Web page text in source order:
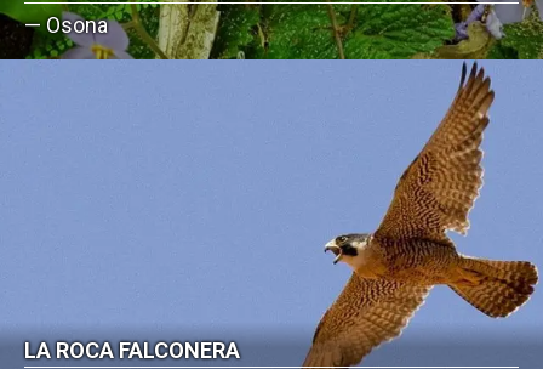
— Osona
LA ROCA FALCONERA